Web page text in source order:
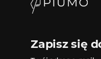
Zapisz się